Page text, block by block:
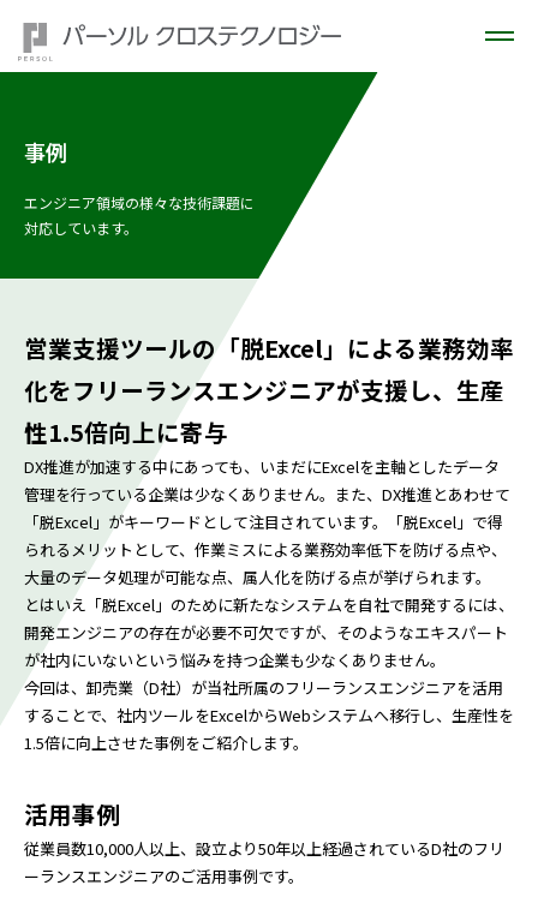
事例
エンジニア領域の様々な技術課題に
対応しています。
営業支援ツールの「脱Excel」による業務効率
化をフリーランスエンジニアが支援し、生産
性1.5倍向上に寄与
DX推進が加速する中にあっても、いまだにExcelを主軸としたデータ
管理を行っている企業は少なくありません。また、DX推進とあわせて
「脱Excel」がキーワードとして注目されています。「脱Excel」で得
られるメリットとして、作業ミスによる業務効率低下を防げる点や、
大量のデータ処理が可能な点、属人化を防げる点が挙げられます。
とはいえ「脱Excel」のために新たなシステムを自社で開発するには、
開発エンジニアの存在が必要不可欠ですが、そのようなエキスパート
が社内にいないという悩みを持つ企業も少なくありません。
今回は、卸売業（D社）が当社所属のフリーランスエンジニアを活用
することで、社内ツールをExcelからWebシステムへ移行し、生産性を
1.5倍に向上させた事例をご紹介します。
活用事例
従業員数10,000人以上、設立より50年以上経過されているD社のフリ
ーランスエンジニアのご活用事例です。